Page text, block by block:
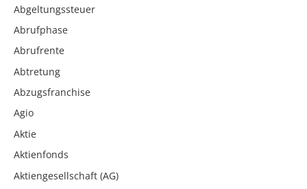
Abgeltungssteuer
Abrufphase
Abrufrente
Abtretung
Abzugsfranchise
Agio
Aktie
Aktienfonds
Aktiengesellschaft (AG)